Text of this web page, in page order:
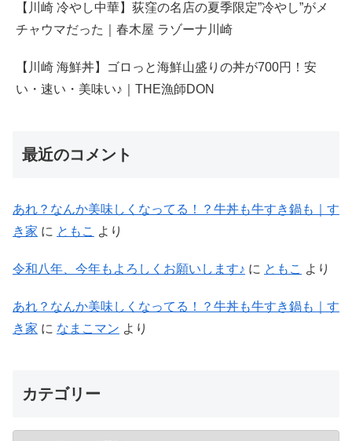
【川崎 冷やし中華】荻窪の名店の夏季限定”冷やし”がメ
チャウマだった｜春木屋 ラゾーナ川崎
【川崎 海鮮丼】ゴロっと海鮮山盛りの丼が700円！安
い・速い・美味い♪｜THE漁師DON
最近のコメント
あれ？なんか美味しくなってる！？牛丼も牛すき鍋も｜す
き家 に ともこ より
令和八年、今年もよろしくお願いします♪ に ともこ より
あれ？なんか美味しくなってる！？牛丼も牛すき鍋も｜す
き家 に なまこマン より
カテゴリー